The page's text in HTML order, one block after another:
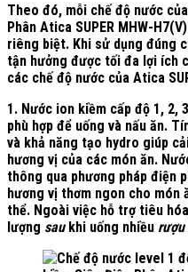
Theo đó, mỗi chế độ nước
Phân Atica SUPER MHW-
riêng biệt. Khi sử dụng đúng
tận hưởng được tối đa lợi ích
các chế độ nước của Atica
1. Nước ion kiềm cấp độ 1, 2,
phù hợp để uống và nấu ăn.
và khả năng tạo hydro giúp
hương vị của các món ăn.
thông qua phương pháp điện
hương vị thơm ngon cho
thể. Ngoài việc hỗ trợ tiêu
lượng sau khi uống nhiều rượu